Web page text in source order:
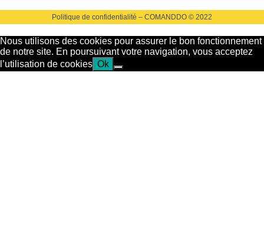
Politique de confidentialité – COMANDDO © 2022
Nous utilisons des cookies pour assurer le bon fonctionnement
de notre site. En poursuivant votre navigation, vous acceptez
l’utilisation de cookies Ok